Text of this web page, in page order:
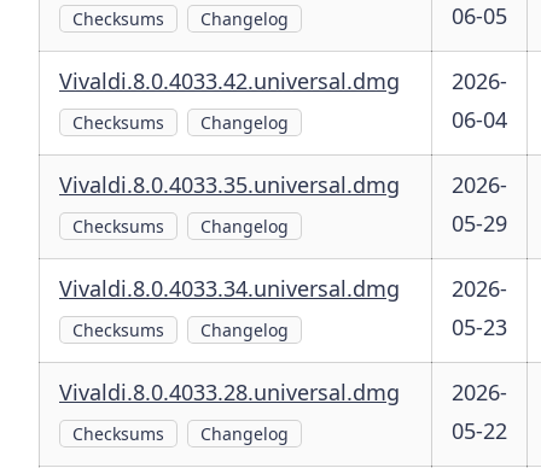
Checksums Changelog
06-05
Vivaldi.8.0.4033.42.universal.dmg
Checksums Changelog
2026-
06-04
Vivaldi.8.0.4033.35.universal.dmg
Checksums Changelog
2026-
05-29
Vivaldi.8.0.4033.34.universal.dmg
Checksums Changelog
2026-
05-23
Vivaldi.8.0.4033.28.universal.dmg
Checksums Changelog
2026-
05-22